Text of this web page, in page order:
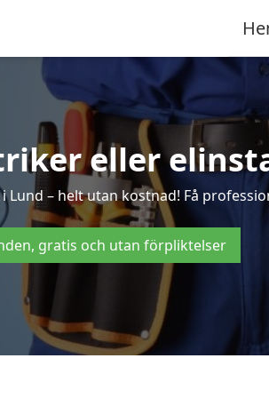
eller
– helt utan kostnad! Få
gratis och utan förpliktelser